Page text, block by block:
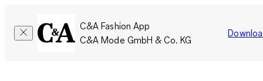
C&A Fashion App
C&A Mode GmbH & Co. KG